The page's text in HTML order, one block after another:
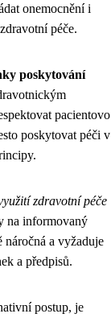
onemocnění i
péče.
poskytování
pacientovo
poskytovat péči v
zdravotní péče
na informovaný
náročná a vyžaduje
a předpisů.
postup, je